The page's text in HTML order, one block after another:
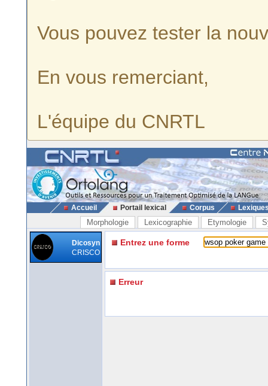
Vous pouvez tester la
En vous remerciant,
L'équipe du CNRTL
Accueil Portail lexical Corpus
Morphologie Lexicographie Etymologie
Dicosyn
CRISCO
Entrez une forme
Erreur